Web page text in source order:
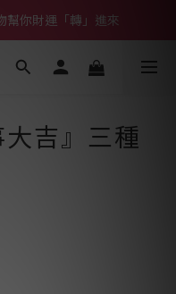
幫你財運「轉」進來
幫你財運「轉」進來
聖｜到貨拉！
吉』三種